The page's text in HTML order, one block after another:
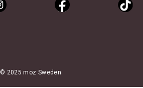
© 2025 moz Sweden